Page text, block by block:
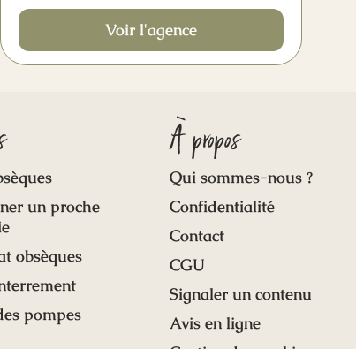
Voir l'agence
un proche
obsèques
pompes
À propos
Qui sommes-nous ?
Confidentialité
Contact
CGU
Signaler un contenu
Avis en ligne